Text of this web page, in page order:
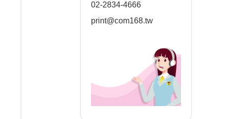
02-2834-4666
print@com168.tw